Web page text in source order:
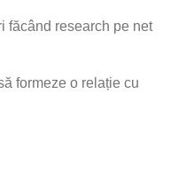
făcând research pe net
formeze o relație cu